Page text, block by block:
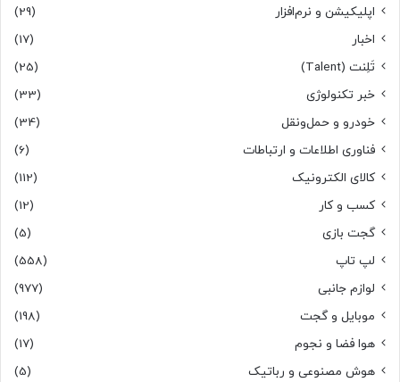
اپلیکیشن و نرم‌افزار
(29)
اخبار
(17)
تَلِنت (Talent)
(25)
خبر تکنولوژی
(33)
خودرو و حمل‌و‌نقل
(34)
فناوری اطلاعات و ارتباطات
(6)
کالای الکترونیک
(112)
کسب و کار
(12)
گجت بازی
(5)
لپ تاپ
(558)
لوازم جانبی
(977)
موبایل و گجت
(198)
هوا فضا و نجوم
(17)
هوش مصنوعی و رباتیک
(5)